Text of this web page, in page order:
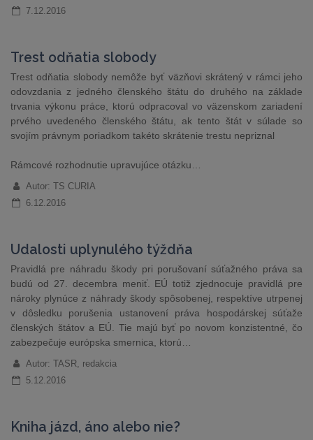
7.12.2016
Trest odňatia slobody
Trest odňatia slobody nemôže byť väzňovi skrátený v rámci jeho
odovzdania z jedného členského štátu do druhého na základe
trvania výkonu práce, ktorú odpracoval vo väzenskom zariadení
prvého uvedeného členského štátu, ak tento štát v súlade so
svojím právnym poriadkom takéto skrátenie trestu nepriznal
Rámcové rozhodnutie upravujúce otázku…
Autor: TS CURIA
6.12.2016
Udalosti uplynulého týždňa
Pravidlá pre náhradu škody pri porušovaní súťažného práva sa
budú od 27. decembra meniť. EÚ totiž zjednocuje pravidlá pre
nároky plynúce z náhrady škody spôsobenej, respektíve utrpenej
v dôsledku porušenia ustanovení práva hospodárskej súťaže
členských štátov a EÚ. Tie majú byť po novom konzistentné, čo
zabezpečuje európska smernica, ktorú…
Autor: TASR, redakcia
5.12.2016
Kniha jázd, áno alebo nie?